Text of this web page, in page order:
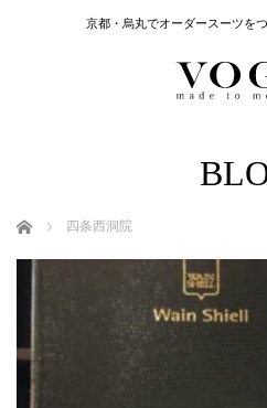
京都・烏丸でオーダースーツを
ホーム 四条西洞院